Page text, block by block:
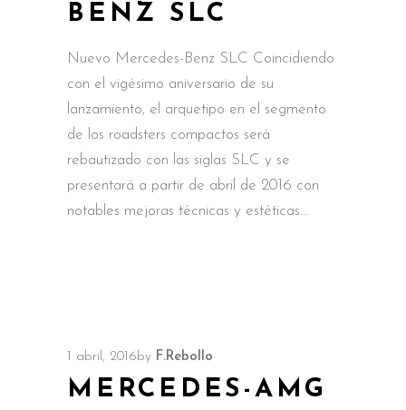
BENZ SLC
Nuevo Mercedes-Benz SLC Coincidiendo
con el vigésimo aniversario de su
lanzamiento, el arquetipo en el segmento
de los roadsters compactos será
rebautizado con las siglas SLC y se
presentará a partir de abril de 2016 con
notables mejoras técnicas y estéticas.
1 abril, 2016by F.Rebollo
MERCEDES-AMG